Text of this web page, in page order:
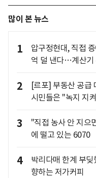
많이 본 뉴스
1
압구정현대, 직접
억 덜 낸다…계산기
2
[르포] 부동산 공
시민들은 "녹지 지
3
"직접 농사 안 지으
에 떨고 있는 6070
4
박리다매 한계 부
향하는 저가커피